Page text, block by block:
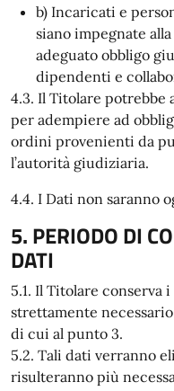
b) Incaricati e
siano impegnate
adeguato obbligo
dipendenti e
4.3. Il Titolare potrebbe
per adempiere ad
ordini provenienti da
l’autorità giudiziaria.
4.4. I Dati non saranno
5. PERIODO DI
DATI
5.1. Il Titolare conserva
strettamente
di cui al punto 3.
5.2. Tali dati verranno
risulteranno più